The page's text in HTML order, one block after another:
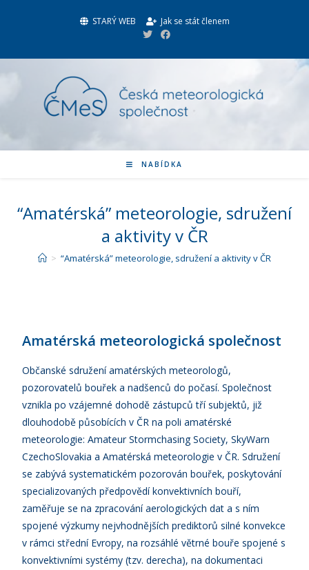
STARÝ WEB Jak se stát členem
NABÍDKA
“Amatérská” meteorologie, sdružení
a aktivity v ČR
> “Amatérská” meteorologie, sdružení a aktivity v ČR
Amatérská meteorologická společnost
Občanské sdružení amatérských meteorologů,
pozorovatelů bouřek a nadšenců do počasí. Společnost
vznikla po vzájemné dohodě zástupců tří subjektů, již
dlouhodobě působících v ČR na poli amatérské
meteorologie: Amateur Stormchasing Society, SkyWarn
CzechoSlovakia a Amatérská meteorologie v ČR. Sdružení
se zabývá systematickém pozorován bouřek, poskytování
specializovaných předpovědí konvektivních bouří,
zaměřuje se na zpracování aerologických dat a s ním
spojené výzkumy nejvhodnějších prediktorů silné konvekce
v rámci střední Evropy, na rozsáhlé větrné bouře spojené s
konvektivními systémy (tzv. derecha), na dokumentaci